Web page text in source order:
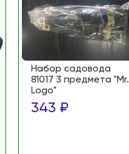
Набор садовода
81017 3 предмета "Mr.
Logo"
343 ₽